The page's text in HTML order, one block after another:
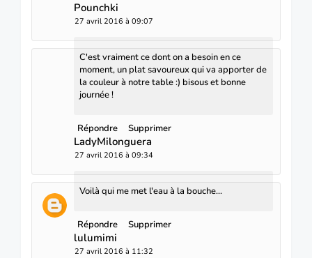
Pounchki
27 avril 2016 à 09:07
C'est vraiment ce dont on a besoin en ce
moment, un plat savoureux qui va apporter de
la couleur à notre table :) bisous et bonne
journée !
Répondre Supprimer
LadyMilonguera
27 avril 2016 à 09:34
Voilà qui me met l'eau à la bouche...
Répondre Supprimer
lulumimi
27 avril 2016 à 11:32